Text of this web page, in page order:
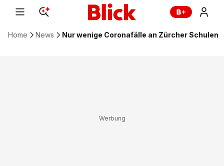
Home News Nur wenige Coronafälle an Zürcher Schulen